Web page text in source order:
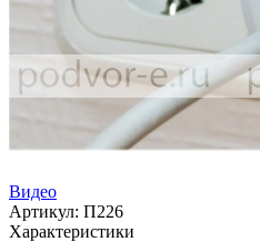
Видео
Артикул: П226
Характеристики